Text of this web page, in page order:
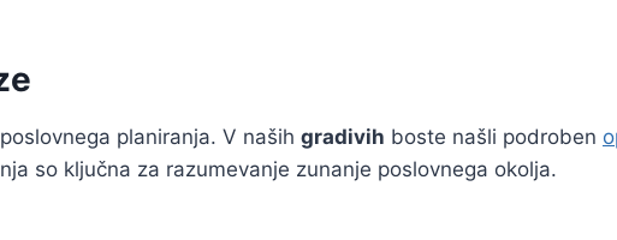
planiranja. V naših gradivih boste našli podroben
so ključna za razumevanje zunanje poslovnega okolja.